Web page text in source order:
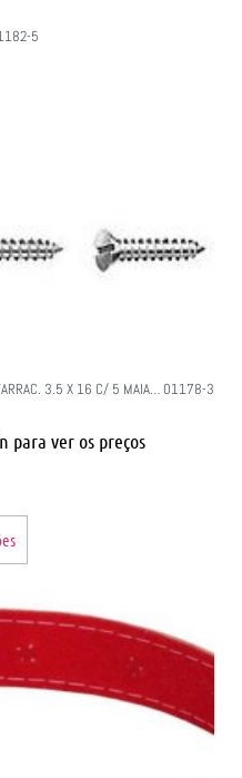
5
3.5 X 16 C/ 5 MAIA… 01178-3
para ver os preços